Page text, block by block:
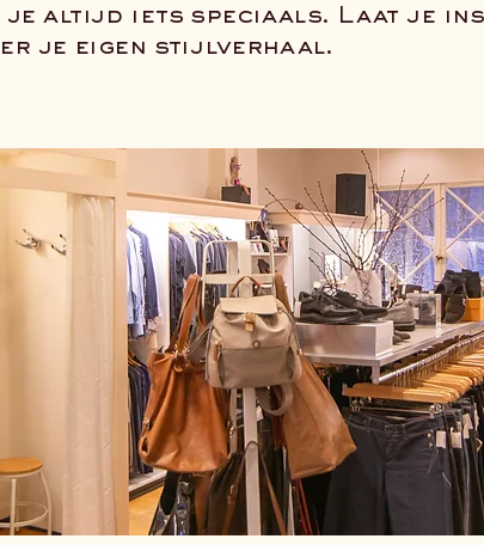
je altijd iets speciaals. Laat je
je eigen stijlverhaal.